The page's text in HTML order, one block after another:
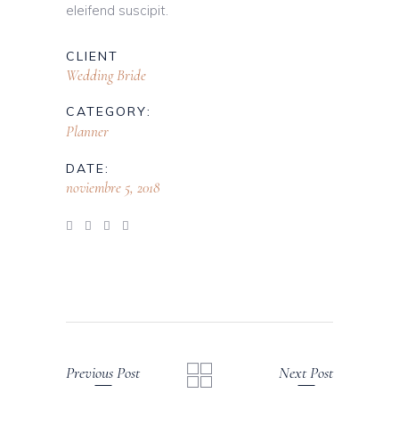
eleifend suscipit.
CLIENT
Wedding Bride
CATEGORY:
Planner
DATE:
noviembre 5, 2018
Previous Post Next Post